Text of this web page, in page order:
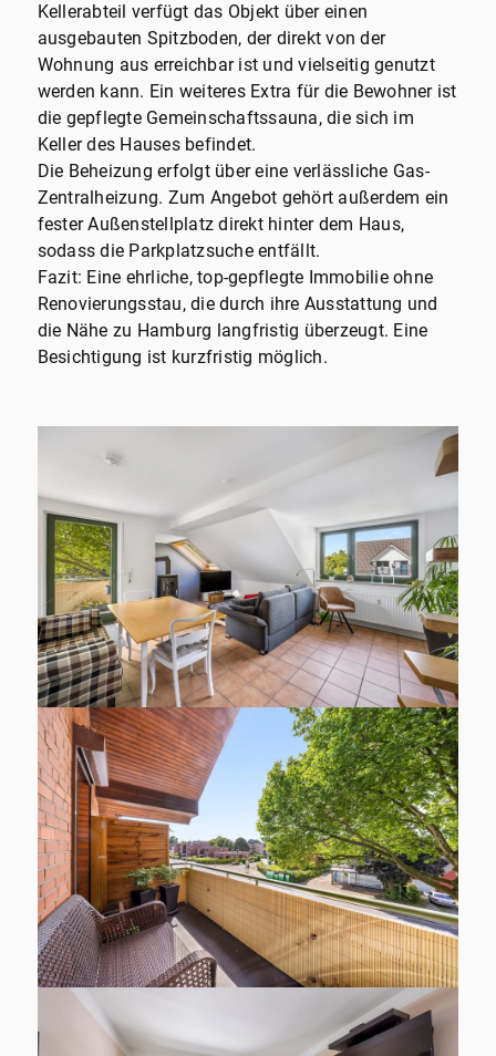
Kellerabteil verfügt das Objekt über einen
ausgebauten Spitzboden, der direkt von der
Wohnung aus erreichbar ist und vielseitig genutzt
werden kann. Ein weiteres Extra für die Bewohner ist
die gepflegte Gemeinschaftssauna, die sich im
Keller des Hauses befindet.
Die Beheizung erfolgt über eine verlässliche Gas-
Zentralheizung. Zum Angebot gehört außerdem ein
fester Außenstellplatz direkt hinter dem Haus,
sodass die Parkplatzsuche entfällt.
Fazit: Eine ehrliche, top-gepflegte Immobilie ohne
Renovierungsstau, die durch ihre Ausstattung und
die Nähe zu Hamburg langfristig überzeugt. Eine
Besichtigung ist kurzfristig möglich.